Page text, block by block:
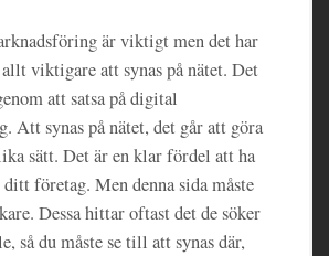
är viktigt men det har
viktigare att synas på nätet. Det
att satsa på digital
Att synas på nätet, det går att göra
sätt. Det är en klar fördel att ha
företag. Men denna sida måste
Dessa hittar oftast det de söker
så du måste se till att synas där,